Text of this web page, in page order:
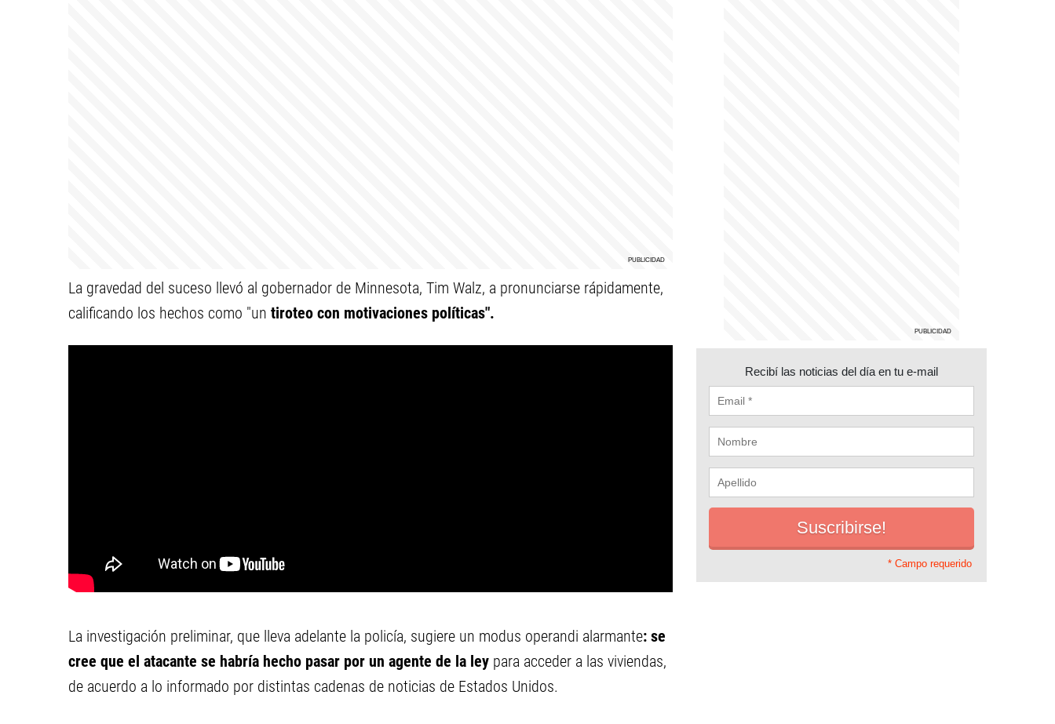
La gravedad del suceso llevó al gobernador de Minnesota, Tim Walz, a pronunciarse rápidamente,
calificando los hechos como "un tiroteo con motivaciones políticas".
La investigación preliminar, que lleva adelante la policía, sugiere un modus operandi alarmante: se
cree que el atacante se habría hecho pasar por un agente de la ley para acceder a las viviendas,
de acuerdo a lo informado por distintas cadenas de noticias de Estados Unidos.
Recibí las noticias del día en tu e-mail
* Campo requerido